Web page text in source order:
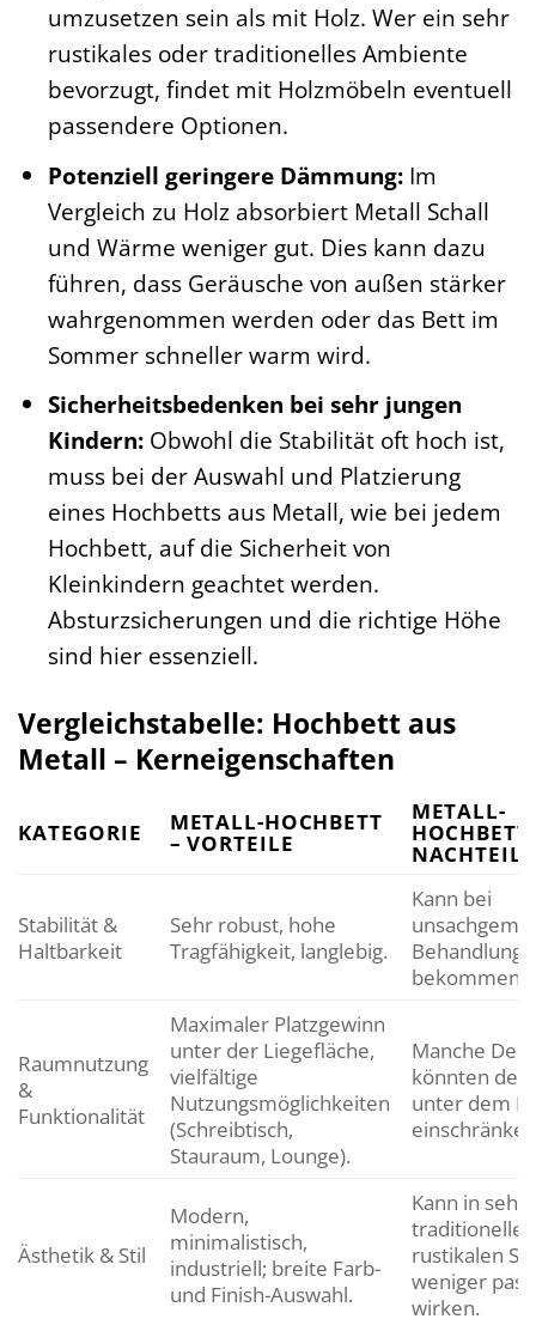
umzusetzen sein als mit Holz. Wer ein sehr
rustikales oder traditionelles Ambiente
bevorzugt, findet mit Holzmöbeln eventuell
passendere Optionen.
Potenziell geringere Dämmung: Im
Vergleich zu Holz absorbiert Metall Schall
und Wärme weniger gut. Dies kann dazu
führen, dass Geräusche von außen stärker
wahrgenommen werden oder das Bett im
Sommer schneller warm wird.
Sicherheitsbedenken bei sehr jungen
Kindern: Obwohl die Stabilität oft hoch ist,
muss bei der Auswahl und Platzierung
eines Hochbetts aus Metall, wie bei jedem
Hochbett, auf die Sicherheit von
Kleinkindern geachtet werden.
Absturzsicherungen und die richtige Höhe
sind hier essenziell.
Vergleichstabelle: Hochbett aus
Metall – Kerneigenschaften
KATEGORIE METALL-HOCHBETT
– VORTEILE
METALL-
HOCHBETT
NACHTEILE
Stabilität &
Haltbarkeit
Sehr robust, hohe
Tragfähigkeit, langlebig.
Kann bei
Behandlung
bekommen.
Raumnutzung
&
Funktionalität
Maximaler Platzgewinn
unter der Liegefläche,
vielfältige
Nutzungsmöglichkeiten
(Schreibtisch,
Stauraum, Lounge).
Manche
könnten den
unter dem
Ästhetik & Stil
Modern,
minimalistisch,
industriell; breite Farb-
und Finish-Auswahl.
Kann in sehr
rustikalen
weniger
wirken.